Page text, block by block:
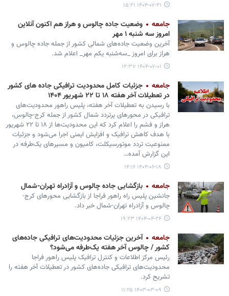
۱۴۰۴-۰۷-۲۱ ۱۵:۲۱
جامعه
وضعیت جاده چالوس و هراز هم اکنون آنلاین
امروز سه شنبه ۱ مهر
آخرین وضعیت جاده‌های شمالی کشور از جمله جاده چالوس و
هراز برای امروز _سه‌شنبه یکم مهر_ اعلام شد.
۱۴۰۴-۰۷-۰۱ ۱۲:۳۷
جامعه
جزئیات کامل محدودیت‌ ترافیکی جاده‌ های کشور
در تعطیلات آخر هفته ۱۸ تا ۲۲ شهریور ۱۴۰۴
با رسیدن به تعطیلات آخر هفته، پلیس راهور محدودیت‌های
ترافیکی در محورهای پرتردد شمال کشور از جمله کرج-چالوس،
هراز و فشم را اعلام کرد که این محدودیت‌ها از ۱۸ تا ۲۲ شهریور
با هدف کاهش ترافیک و افزایش ایمنی اجرا می‌شود و جزئیات
ممنوعیت تردد موتورسیکلت، کامیون و مسیرهای یک‌طرفه در
این گزارش آمده…
۱۴۰۴-۰۶-۱۸ ۱۴:۱۶
جامعه بازگشایی جاده چالوس و آزادراه تهران-شمال
جانشین پلیس راه راهور فراجا از بازگشایی محورهای کرج-
چالوس و آزادراه تهران-شمال خبر داد.
۱۴۰۴-۰۴-۲۴ ۱۹:۲۳
جامعه
آخرین جزئیات محدودیت‌های ترافیکی جاده‌های
کشور / چالوس آخر هفته یک‌طرفه می‌شود؟
رئیس مرکز اطلاعات و کنترل ترافیک پلیس راهور فراجا
محدودیت‌های ترافیکی جاده‌های کشور در تعطیلات آخر هفته را
تشریح کرد.
۱۴۰۳-۰۳-۰۹ ۱۱:۲۵